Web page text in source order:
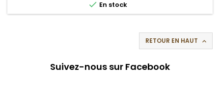
 En stock
RETOUR EN HAUT 
Suivez-nous sur Facebook